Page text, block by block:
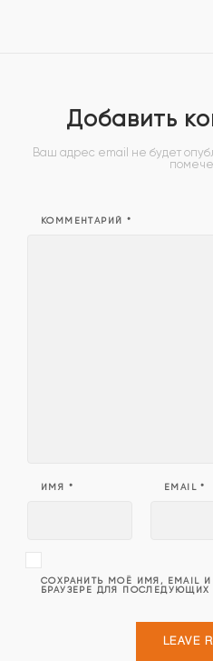
Добавить
Ваш адрес email не будет
КОММЕНТАРИЙ *
ИМЯ * EMAIL*
СОХРАНИТЬ МОЁ ИМЯ, EMAIL
БРАУЗЕРЕ ДЛЯ